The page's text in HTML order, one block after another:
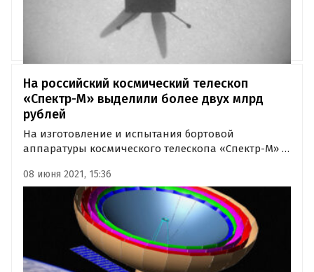
На российский космический телескоп
«Спектр-М» выделили более двух млрд
рублей
На изготовление и испытания бортовой
аппаратуры космического телескопа «Спектр-М» и
рублей. Об этом сообщают РИА «Новости» со
ссылкой на материалы «Роскосмоса».
08 июня 2021, 15:36